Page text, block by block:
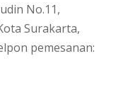
No.11,
Surakarta,
pemesanan: